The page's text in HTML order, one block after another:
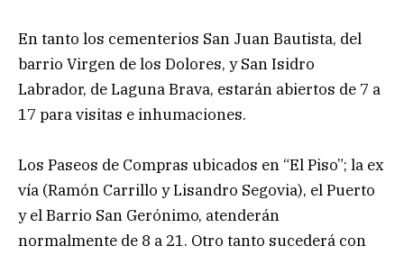
En tanto los cementerios San Juan Bautista, del
barrio Virgen de los Dolores, y San Isidro
Labrador, de Laguna Brava, estarán abiertos de 7 a
17 para visitas e inhumaciones.
Los Paseos de Compras ubicados en “El Piso”; la ex
vía (Ramón Carrillo y Lisandro Segovia), el Puerto
y el Barrio San Gerónimo, atenderán
normalmente de 8 a 21. Otro tanto sucederá con